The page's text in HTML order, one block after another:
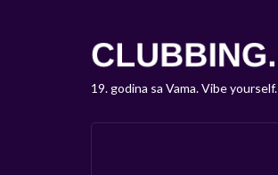
19. godina sa Vama. Vibe yourself.